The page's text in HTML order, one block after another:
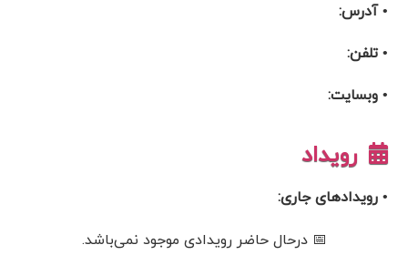
• آدرس:
• تلفن:
• وبسایت:
رویداد
• رویدادهای جاری:
📅 درحال حاضر رویدادی موجود نمی‌باشد.